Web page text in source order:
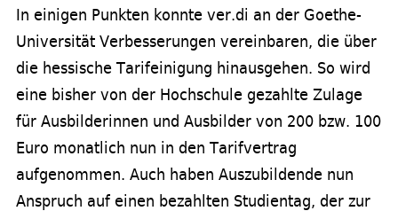
In einigen Punkten konnte ver.di an der Goethe-
Universität Verbesserungen vereinbaren, die über
die hessische Tarifeinigung hinausgehen. So wird
eine bisher von der Hochschule gezahlte Zulage
für Ausbilderinnen und Ausbilder von 200 bzw. 100
Euro monatlich nun in den Tarifvertrag
aufgenommen. Auch haben Auszubildende nun
Anspruch auf einen bezahlten Studientag, der zur